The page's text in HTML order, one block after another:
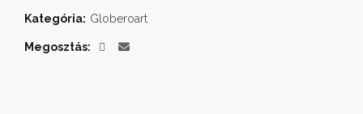
Kategória: Globeroart
Megosztás